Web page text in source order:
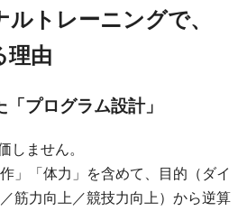
トレーニングで、
理由
プログラム設計」
しません。
」「体力」を含めて、目的（ダイ
筋力向上／競技力向上）から逆算